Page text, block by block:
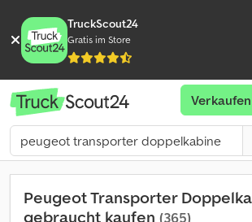
TruckScout24
Gratis im Store
Verkaufen
Peugeot Transporter
gebraucht kaufen (365)